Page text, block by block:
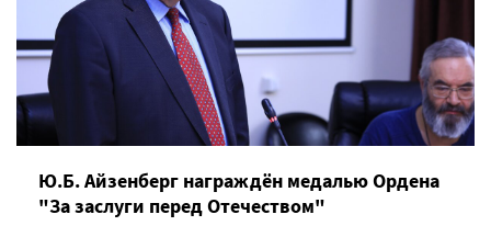
Ю.Б. Айзенберг награждён медалью Ордена
"За заслуги перед Отечеством"